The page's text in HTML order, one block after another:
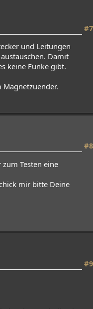
#7
und Leitungen
Damit
keine Funke gibt.
#8
Testen eine
mir bitte Deine
#9